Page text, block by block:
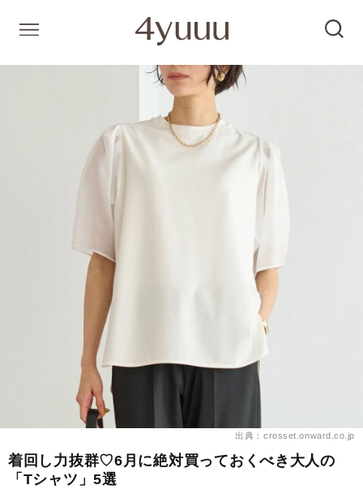
出典：crosset.onward.co.jp
着回し力抜群♡6月に絶対買っておくべき大人の
「Tシャツ」5選